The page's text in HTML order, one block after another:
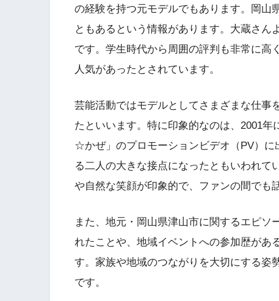
の経験を持つ元モデルでもあります。岡山
ともあるという情報があります。大蔵さ
です。学生時代から周囲の評判も非常に高
人気があったとされています。
芸能活動ではモデルとしてさまざまな仕事
たといいます。特に印象的なのは、2001
☆かぜ」のプロモーションビデオ（PV）
る二人の大きな接点になったともいわれて
や自然な笑顔が印象的で、ファンの間でも
また、地元・岡山県津山市に関するエピ
れたことや、地域イベントへの参加歴があ
す。家族や地域のつながりを大切にする姿
です。